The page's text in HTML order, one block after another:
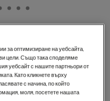
Flexibility 60
информационен лист
за оптимизиране на уебсайта,
цели. Също така споделяме
уебсайт с нашите партньори от
Като кликнете върху
с начина, по който
моля, посетете нашата